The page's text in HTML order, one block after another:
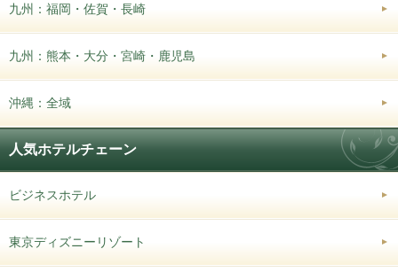
九州：福岡・佐賀・長崎
九州：熊本・大分・宮崎・鹿児島
沖縄：全域
人気ホテルチェーン
ビジネスホテル
東京ディズニーリゾート